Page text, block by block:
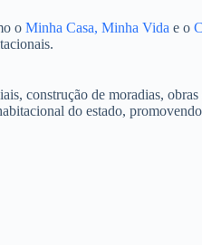
o Minha Casa, Minha Vida e o
construção de moradias,
do estado,